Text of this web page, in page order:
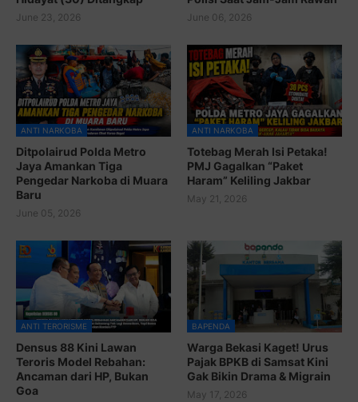
June 23, 2026 June 06, 2026
ANTI NARKOBA
Ditpolairud Polda Metro
Jaya Amankan Tiga
Pengedar Narkoba di Muara
Baru
June 05, 2026
ANTI NARKOBA
Totebag Merah Isi Petaka!
PMJ Gagalkan “Paket
Haram” Keliling Jakbar
May 21, 2026
ANTI TERORISME
Densus 88 Kini Lawan
Teroris Model Rebahan:
Ancaman dari HP, Bukan
Goa
BAPENDA
Warga Bekasi Kaget! Urus
Pajak BPKB di Samsat Kini
Gak Bikin Drama & Migrain
May 17, 2026